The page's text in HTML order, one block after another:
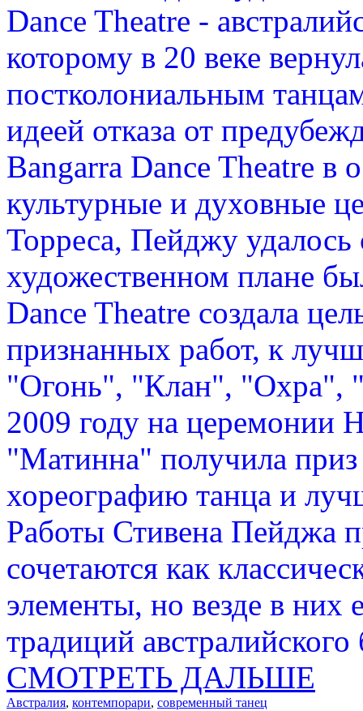
Dance Theatre -
которому в 20 веке
постколониальным
идеей отказа от
Bangarra Dance Theatre в
культурные и духовные
Торреса, Пейджу удалось
художественном плане
Dance Theatre создала
признанных работ, к
"Огонь", "Клан",
2009 году на церемонии
"Матинна" получила
хореографию танца и
Работы Стивена Пейджа
сочетаются как
элементы, но везде в них
традиций
СМОТРЕТЬ ДАЛЬШЕ
Австралия, контемпорари, современный танец